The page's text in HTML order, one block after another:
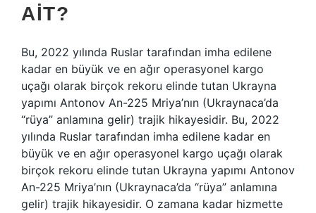
AIT?
Bu, 2022 yılında Ruslar tarafından imha edilene
kadar en büyük ve en ağır operasyonel kargo
uçağı olarak birçok rekoru elinde tutan Ukrayna
yapımı Antonov An-225 Mriya’nın (Ukraynaca’da
“rüya” anlamına gelir) trajik hikayesidir. Bu, 2022
yılında Ruslar tarafından imha edilene kadar en
büyük ve en ağır operasyonel kargo uçağı olarak
birçok rekoru elinde tutan Ukrayna yapımı Antonov
An-225 Mriya’nın (Ukraynaca’da “rüya” anlamına
gelir) trajik hikayesidir. O zamana kadar hizmette